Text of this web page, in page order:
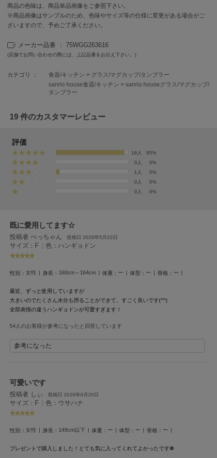
FRAY I.D
フレイアイディー
FURFUR
ファーファー
ジェラート ピケ
GELATO PIQUE CAT&DOG
gelato pique Sleep
ジェラート ピケ スリープ
GRAMICCI
グラミチ
へノン
HUNTER
ハンター
HOKA ONEONE
キーン
ル
le coq sportif
レスポートサック
商品の色味は、商品単品画像をご参照下さい。
※商品画像はサンプルのため、色味やサイズ等の仕様に変更がある場合がご
ざいますので、予めご了承ください。
メーカー品番 ： 75WGG263616
(店舗でお問い合わせの際には、上記品番をお伝え下さい。)
カテゴリ ： 食器/キッチン > グラス/マグカップ/タンブラー
sanrio house食器/キッチン > sanrio houseグラス/マグカップ/
タンブラー
19 件のカスタマーレビュー
評価
18人
95%
0人
0%
1人
5%
0人
0%
0人
0%
既に愛用してます☆
投稿者 べっちゃん 投稿日 2026年5月22日
サイズ：F | 色：ハンギョドン
性別： 女性 身長： 160cm～164cm 体重： ー 体型： ー 骨格： ー
最近、ずっと使用していますが
大きいのでたくさん水分も摂ることができて、すごく良いです(^^)
全部表情の違うハンギョドンが可愛すぎます！
54人のお客様が参考になったと回答しています
参考になった
可愛いです
投稿者 しぃ 投稿日 2026年6月20日
サイズ：F | 色：ウサハナ
性別： 女性 身長： 149cm以下 体重： ー 体型： ー 骨格： ー
プレゼントで購入しました！ とても気に入ってくれてよかったです❁